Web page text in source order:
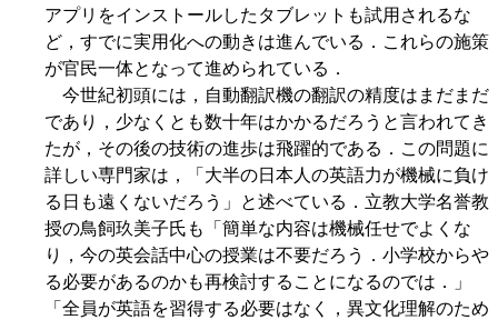
アプリをインストールしたタブレットも試用されるな
ど，すでに実用化への動きは進んでいる．これらの施策
が官民一体となって進められている．
今世紀初頭には，自動翻訳機の翻訳の精度はまだまだ
であり，少なくとも数十年はかかるだろうと言われてき
たが，その後の技術の進歩は飛躍的である．この問題に
詳しい専門家は，「大半の日本人の英語力が機械に負け
る日も遠くないだろう」と述べている．立教大学名誉教
授の鳥飼玖美子氏も「簡単な内容は機械任せでよくな
り，今の英会話中心の授業は不要だろう．小学校からや
る必要があるのかも再検討することになるのでは．」
「全員が英語を習得する必要はなく，異文化理解のため